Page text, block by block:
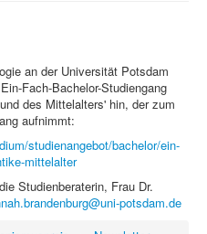
an der Universität Potsdam
Fach-Bachelor-Studiengang
des Mittelalters' hin, der zum
aufnimmt:
studienangebot/bachelor/ein-
mittelalter
Studienberaterin, Frau Dr.
potsdam.de